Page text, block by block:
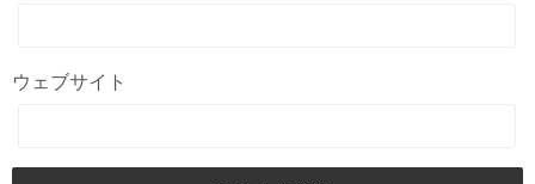
ウェブサイト